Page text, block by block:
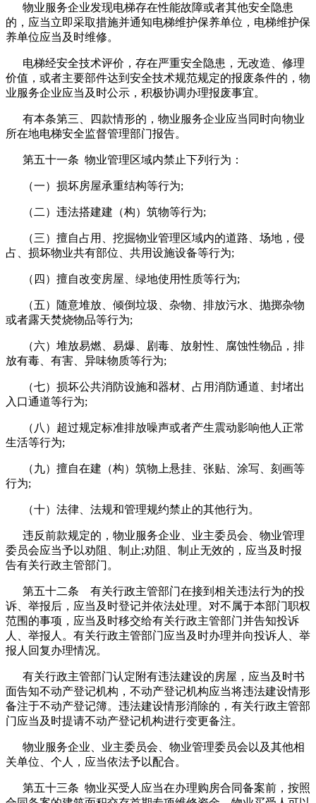
物业服务企业发现电梯存在性能故障或者其他安全隐患
的，应当立即采取措施并通知电梯维护保养单位，电梯维护保
养单位应当及时维修。
电梯经安全技术评价，存在严重安全隐患，无改造、修理
价值，或者主要部件达到安全技术规范规定的报废条件的，物
业服务企业应当及时公示，积极协调办理报废事宜。
有本条第三、四款情形的，物业服务企业应当同时向物业
所在地电梯安全监督管理部门报告。
第五十一条 物业管理区域内禁止下列行为：
（一）损坏房屋承重结构等行为;
（二）违法搭建建（构）筑物等行为;
（三）擅自占用、挖掘物业管理区域内的道路、场地，侵
占、损坏物业共有部位、共用设施设备等行为;
（四）擅自改变房屋、绿地使用性质等行为;
（五）随意堆放、倾倒垃圾、杂物、排放污水、抛掷杂物
或者露天焚烧物品等行为;
（六）堆放易燃、易爆、剧毒、放射性、腐蚀性物品，排
放有毒、有害、异味物质等行为;
（七）损坏公共消防设施和器材、占用消防通道、封堵出
入口通道等行为;
（八）超过规定标准排放噪声或者产生震动影响他人正常
生活等行为;
（九）擅自在建（构）筑物上悬挂、张贴、涂写、刻画等
行为;
（十）法律、法规和管理规约禁止的其他行为。
违反前款规定的，物业服务企业、业主委员会、物业管理
委员会应当予以劝阻、制止;劝阻、制止无效的，应当及时报
告有关行政主管部门。
第五十二条 有关行政主管部门在接到相关违法行为的投
诉、举报后，应当及时登记并依法处理。对不属于本部门职权
范围的事项，应当及时移交给有关行政主管部门并告知投诉
人、举报人。有关行政主管部门应当及时办理并向投诉人、举
报人回复办理情况。
有关行政主管部门认定附有违法建设的房屋，应当及时书
面告知不动产登记机构，不动产登记机构应当将违法建设情形
备注于不动产登记簿。违法建设情形消除的，有关行政主管部
门应当及时提请不动产登记机构进行变更备注。
物业服务企业、业主委员会、物业管理委员会以及其他相
关单位、个人，应当依法予以配合。
第五十三条 物业买受人应当在办理购房合同备案前，按照